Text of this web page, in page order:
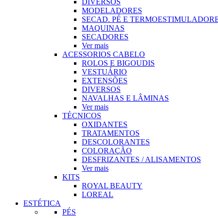
MODELADORES
SECAD. PÉ E
MAQUINAS
SECADORES
Ver mais
ACESSORIOS CABELO
ROLOS E BIGOUDIS
VESTUÁRIO
EXTENSÕES
DIVERSOS
NAVALHAS E LÂMINAS
Ver mais
TÉCNICOS
OXIDANTES
TRATAMENTOS
DESCOLORANTES
COLORAÇÃO
DESFRIZANTES / ALISAMENTOS
Ver mais
KITS
ROYAL BEAUTY
LOREAL
ESTÉTICA
PÉS